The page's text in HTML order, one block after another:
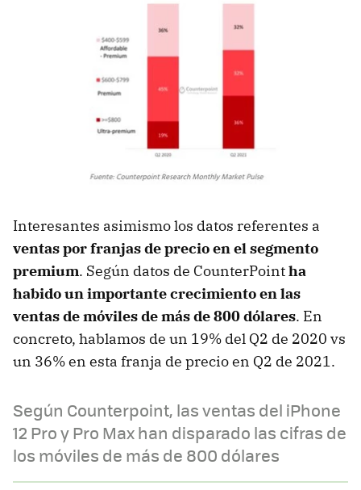
Interesantes asimismo los datos referentes a
ventas por franjas de precio en el segmento
premium. Según datos de CounterPointha
habido un importante crecimiento en las
ventas de móviles de más de 800 dólares. En
concreto, hablamos de un 19% del Q2 de 2020 vs
un 36% en esta franja de precio en Q2 de 2021.
Según Counterpoint, las ventas del iPhone
12 Pro y Pro Max han disparado las cifras de
los móviles de más de 800 dólares